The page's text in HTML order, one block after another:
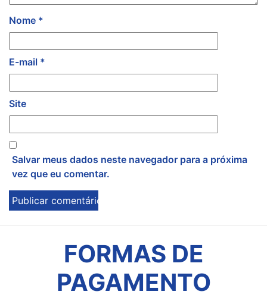
Nome *
E-mail *
Site
Salvar meus dados neste navegador para a próxima
vez que eu comentar.
FORMAS DE
PAGAMENTO